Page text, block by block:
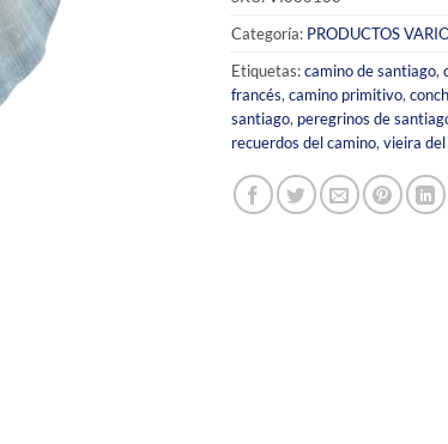
Categoría: PRODUCTOS
Etiquetas:camino de santiago,
francés, camino primitivo,
santiago, peregrinos de
recuerdos del camino, vieira